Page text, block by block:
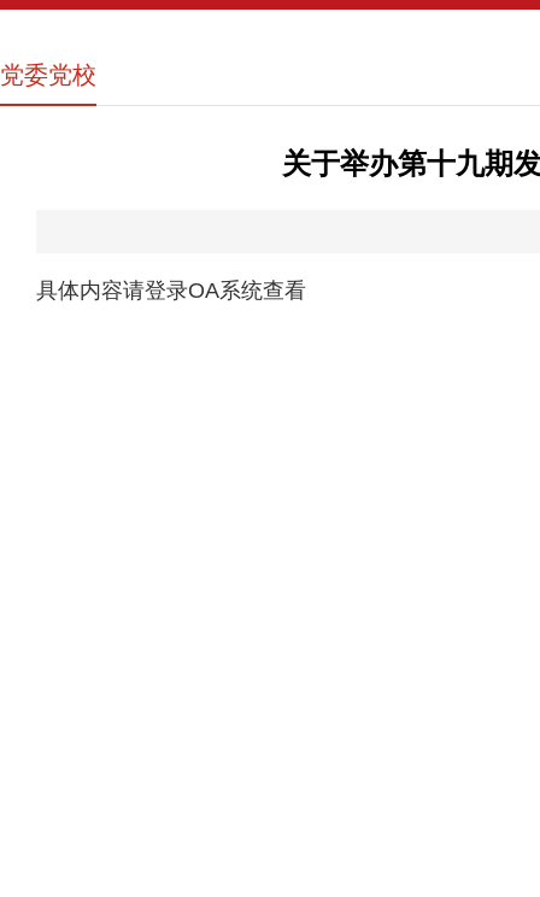
党委党校
关于举办第十九期
具体内容请登录OA系统查看